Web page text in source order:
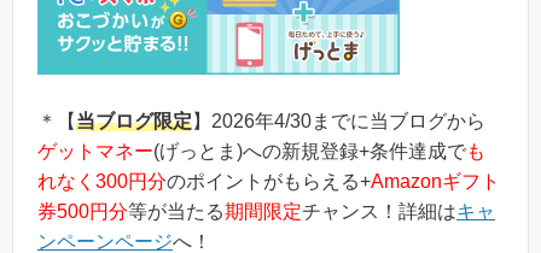
＊【当ブログ限定】2026年4/30までに当ブログから
ゲットマネー(げっとま)への新規登録+条件達成でも
れなく300円分のポイントがもらえる+Amazonギフト
券500円分等が当たる期間限定チャンス！詳細はキャ
ンペーンページへ！